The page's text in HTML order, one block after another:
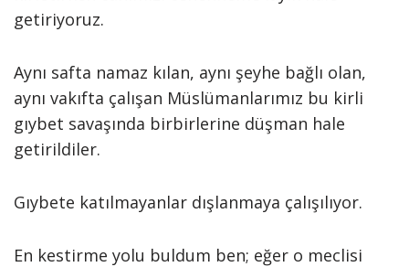
getiriyoruz.
Aynı safta namaz kılan, aynı şeyhe bağlı olan,
aynı vakıfta çalışan Müslümanlarımız bu kirli
gıybet savaşında birbirlerine düşman hale
getirildiler.
Gıybete katılmayanlar dışlanmaya çalışılıyor.
En kestirme yolu buldum ben; eğer o meclisi